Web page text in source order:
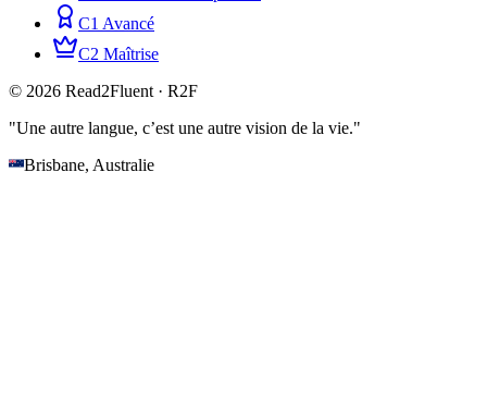
C1 Avancé
C2 Maîtrise
© 2026 Read2Fluent · R2F
"Une autre langue, c’est une autre vision de la vie."
Brisbane, Australie